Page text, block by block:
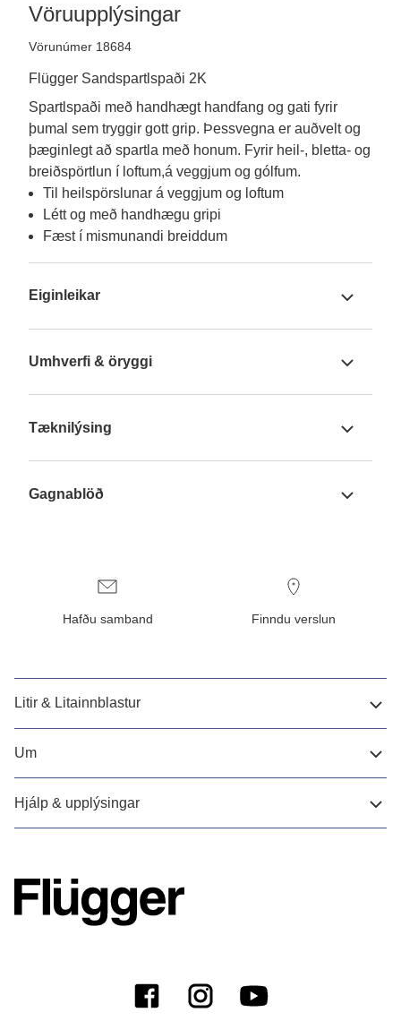
Vöruupplýsingar
Vörunúmer 18684
Flügger Sandspartlspaði 2K
Spartlspaði með handhægt handfang og gati fyrir
þumal sem tryggir gott grip. Þessvegna er auðvelt og
þæginlegt að spartla með honum. Fyrir heil-, bletta- og
breiðspörtlun í loftum,á veggjum og gólfum.
Til heilspörslunar á veggjum og loftum
Létt og með handhægu gripi
Fæst í mismunandi breiddum
Eiginleikar
Umhverfi & öryggi
Tæknilýsing
Gagnablöð
Hafðu samband Finndu verslun
Litir & Litainnblastur
Um
Hjálp & upplýsingar